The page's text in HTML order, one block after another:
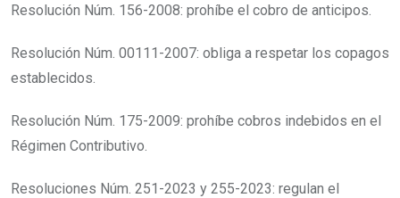
Resolución Núm. 156-2008: prohíbe el cobro de anticipos.
Resolución Núm. 00111-2007: obliga a respetar los copagos
establecidos.
Resolución Núm. 175-2009: prohíbe cobros indebidos en el
Régimen Contributivo.
Resoluciones Núm. 251-2023 y 255-2023: regulan el